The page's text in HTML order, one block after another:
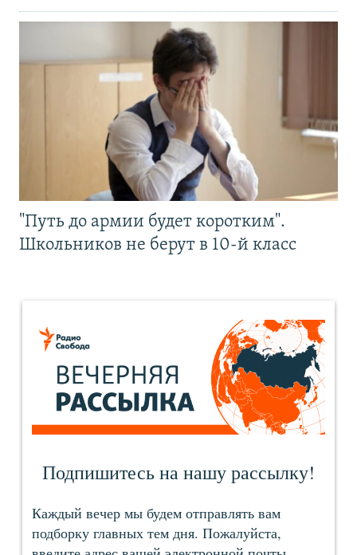
"Путь до армии будет коротким".
Школьников не берут в 10-й класс